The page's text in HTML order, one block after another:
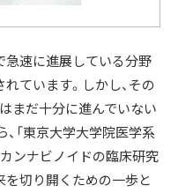
急速に進展している分野
ています。しかし、その
まだ十分に進んでいない
「東京大学大学院医学系
ンナビノイドの臨床研究
を切り開くための一歩と